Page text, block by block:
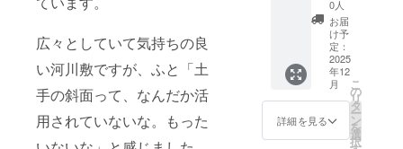
広々としていて気持ちの良
い河川敷ですが、ふと「土
手の斜面って、なんだか活
用されていないな。もった
カー】
感謝の
気持ち
を込め
て、お
礼の
メッ
セージ
をお送
りしま
0人
お届
け予
定：
2025
年12
月
詳細を見る
こ
の
リ
タ
ー
ン
を
選
択